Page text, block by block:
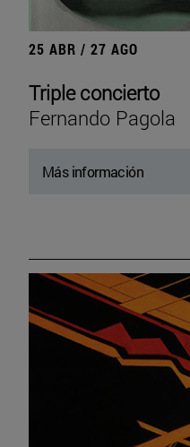
25 ABR / 27 AGO
Triple concierto
Fernando Pagola
Más información